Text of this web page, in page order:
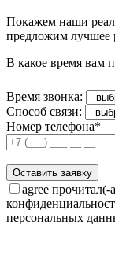
Покажем наши
предложим лучшее
В какое время вам
Время звонка:
Способ связи:
Номер телефона*
agree
персональных